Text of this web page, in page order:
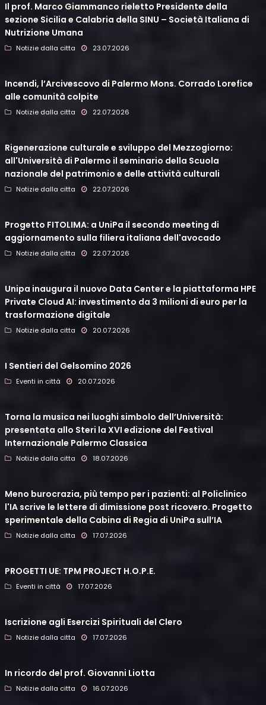
Il prof. Marco Giammanco rieletto Presidente della
sezione Sicilia e Calabria della SINU – Società Italiana di
Nutrizione Umana
Notizie dalla citta 23.07.2026
Incendi, l’Arcivescovo di Palermo Mons. Corrado Lorefice
alle comunità colpite
Notizie dalla citta 22.07.2026
Rigenerazione culturale e sviluppo del Mezzogiorno:
all'Università di Palermo il seminario della Scuola
nazionale del patrimonio e delle attività culturali
Notizie dalla citta 22.07.2026
Progetto FITOLIMA: a UniPa il secondo meeting di
aggiornamento sulla filiera italiana dell'avocado
Notizie dalla citta 22.07.2026
Unipa inaugura il nuovo Data Center e la piattaforma HPE
Private Cloud AI: investimento da 3 milioni di euro per la
trasformazione digitale
Notizie dalla citta 20.07.2026
I Sentieri del Gelsomino 2026
Eventi in città 20.07.2026
Torna la musica nei luoghi simbolo dell’Università:
presentata allo Steri la XVI edizione del Festival
Internazionale Palermo Classica
Notizie dalla citta 18.07.2026
Meno burocrazia, più tempo per i pazienti: al Policlinico
l'IA scrive le lettere di dimissione post ricovero. Progetto
sperimentale della Cabina di Regia di UniPa sull’IA
Notizie dalla citta 17.07.2026
PROGETTI UE: TPM PROJECT H.O.P.E.
Eventi in città 17.07.2026
Iscrizione agli Esercizi Spirituali del Clero
Notizie dalla citta 17.07.2026
In ricordo del prof. Giovanni Liotta
Notizie dalla citta 16.07.2026